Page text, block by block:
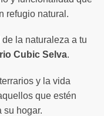
refugio natural.
la naturaleza a tu
Cubic Selva.
y la vida
que estén
su hogar.